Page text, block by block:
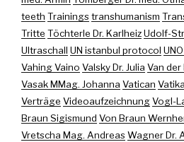
teeth Trainingstranshumanism
Tritte Töchterle Dr. KarlheizUdolf-
Ultraschall UN istanbul protocol
Vahing Vaino Valsky Dr. Julia Van der
Vasak MMag. Johanna Vatican
Verträge VideoaufzeichnungVogl-
Braun Sigismund Von Braun
Vretscha Mag. AndreasWagner Dr.